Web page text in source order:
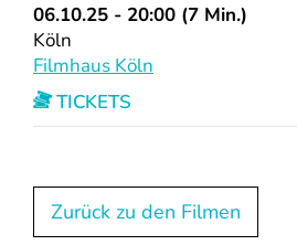
06.10.25 - 20:00 (7 Min.)
Köln
Filmhaus Köln
TICKETS
Zurück zu den Filmen